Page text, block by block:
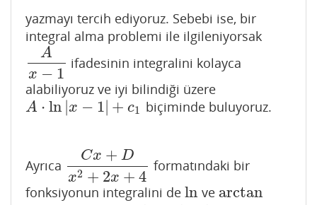
yazmayı tercih ediyoruz. Sebebi ise, bir
integral alma problemi ile ilgileniyorsak
A
x − 1
Ax−1
ifadesinin integralini kolayca
alabiliyoruz ve iyi bilindiği üzere
A ⋅ ln |x − 1| + c1
A⋅ ln |x −1|+c 1 biçiminde buluyoruz.
Ayrıca
Cx + D
x2 + 2x + 4
Cx+Dx2+2x+4 formatındaki bir
fonksiyonun integralini de ln
ln ve arctan
arctan